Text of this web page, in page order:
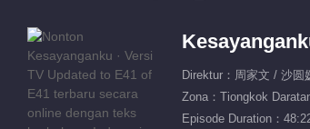
Direktur：周家文 / 沙圆
Zona：Tiongkok
Episode Duration：